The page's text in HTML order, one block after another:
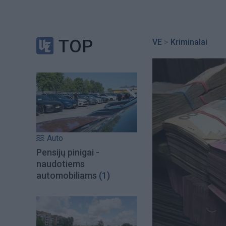
TOP
Auto
Pensijų pinigai -
naudotiems
automobiliams (1)
VE > Kriminalai